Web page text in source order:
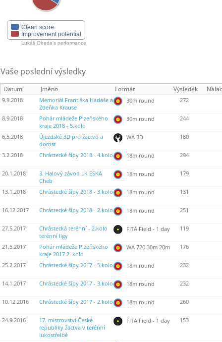
Clean score
Improvement potential
Lukáš Obeda's performance
Vaše poslední výsledky
Datum Jméno Formát Výsledek
9.9.2018
Memoriál Františka Hadaše a
Zdeňka Krause
30m round 272
8.9.2018
Pohár mládeže Plzeňského
kraje 2018 - 5.kolo
30m round 244
6.5.2018
Újezdské 3D pro žactvo a
dorost
WA 3D 180
3.2.2018 Chrástecké šípy 2018 - 4.kolo 18m round 294
20.1.2018
3. Halový závod LK ESKA
Cheb
18m round 179
13.1.2018 Chrástecké šípy 2018 - 3.kolo 18m round 131
16.12.2017 Chrástecké šípy 2018 - 2.kolo 18m round 251
27.5.2017
Chrástecká terénní - 2.kolo
terénní ligy
FITA Field - 1 day 119
21.5.2017
Pohár mládeže Plzeňského
kraje 2017 2. kolo
WA 720 30m 20m 176
25.2.2017 Chrástecké šípy 2017 - 5.kolo 18m round 232
14.1.2017 Chrástecké šípy 2017 - 3.kolo 18m round 232
10.12.2016 Chrástecké šípy 2017 - 2.kolo 18m round 260
24.9.2016
17. mistrovství České
republiky žactva v terénní
lukostřelbě
FITA Field - 1 day 153